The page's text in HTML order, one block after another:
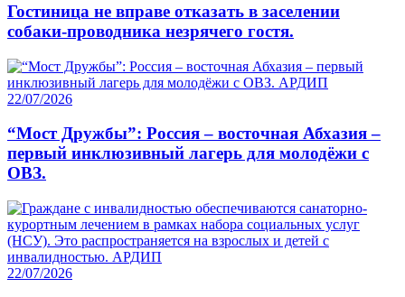
Гостиница не вправе отказать в заселении
собаки-проводника незрячего гостя.
22/07/2026
“Мост Дружбы”: Россия – восточная Абхазия –
первый инклюзивный лагерь для молодёжи с
ОВЗ.
22/07/2026